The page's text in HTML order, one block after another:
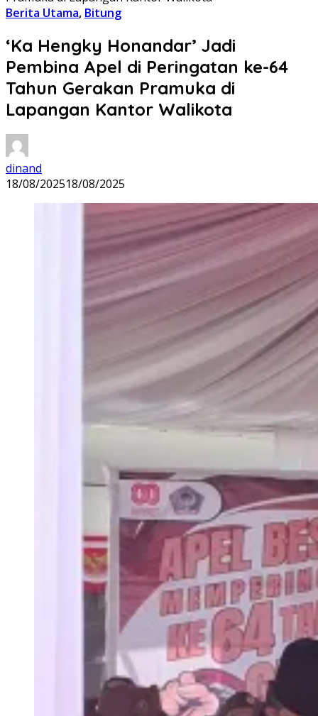
Berita Utama, Bitung
‘Ka Hengky Honandar’ Jadi
Pembina Apel di Peringatan ke-64
Tahun Gerakan Pramuka di
Lapangan Kantor Walikota
dinand
18/08/202518/08/2025